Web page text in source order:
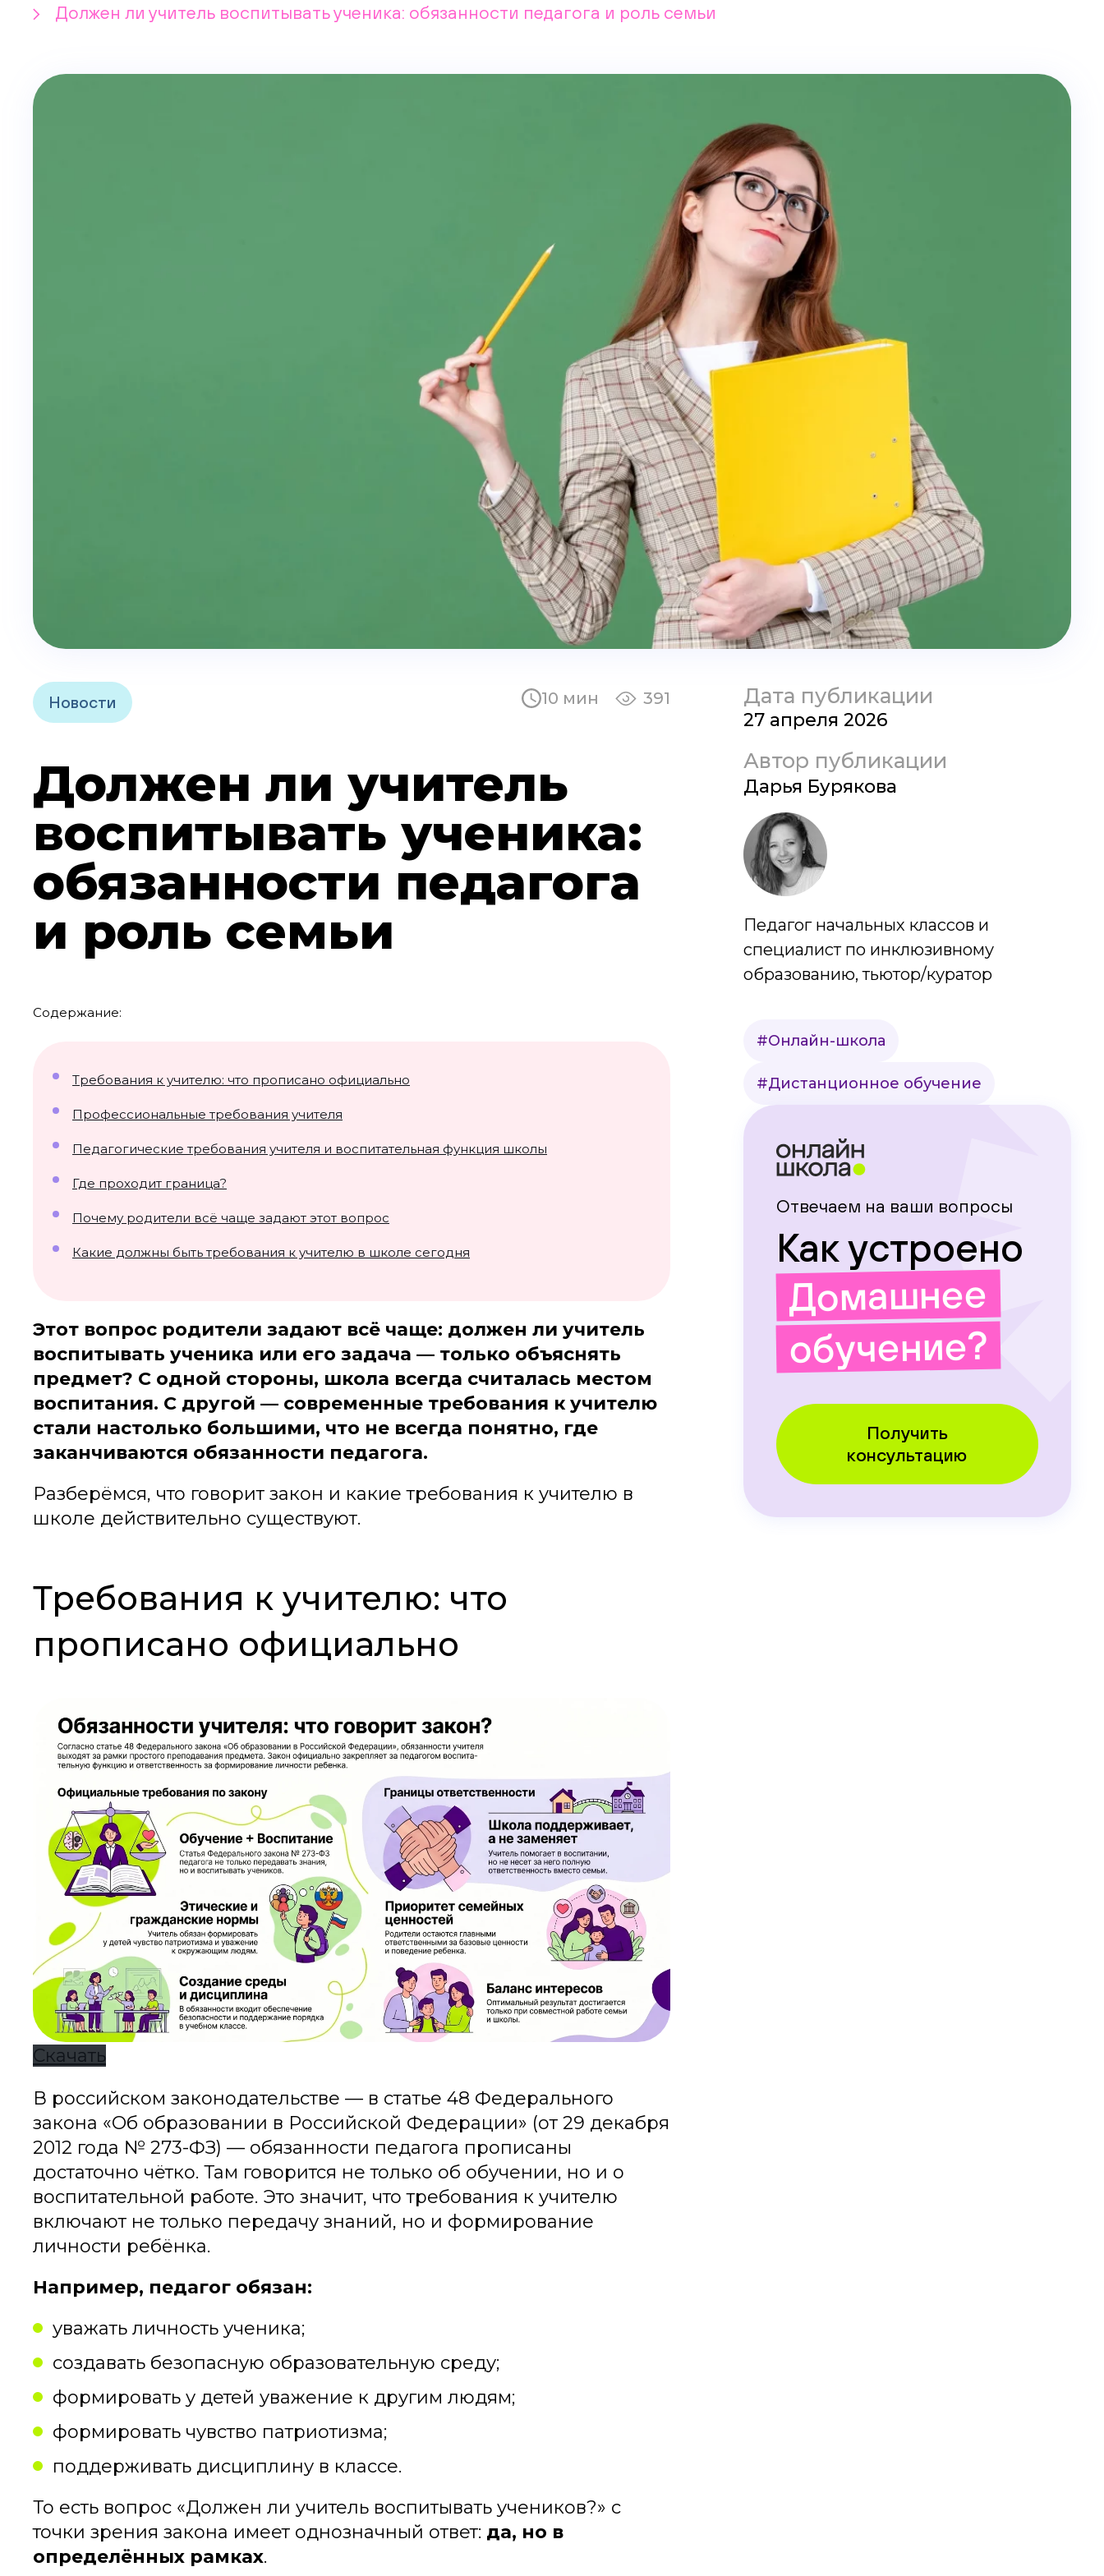
Должен ли учитель воспитывать ученика: обязанности педагога и роль семьи
Новости 10 мин 391
Должен ли учитель
воспитывать ученика:
обязанности педагога
и роль семьи
Содержание:
Требования к учителю: что прописано официально
Профессиональные требования учителя
Педагогические требования учителя и воспитательная функция школы
Где проходит граница?
Почему родители всё чаще задают этот вопрос
Какие должны быть требования к учителю в школе сегодня
Этот вопрос родители задают всё чаще: должен ли учитель
воспитывать ученика или его задача — только объяснять
предмет? С одной стороны, школа всегда считалась местом
воспитания. С другой — современные требования к учителю
стали настолько большими, что не всегда понятно, где
заканчиваются обязанности педагога.
Разберёмся, что говорит закон и какие требования к учителю в
школе действительно существуют.
Требования к учителю: что
прописано официально
Скачать
В российском законодательстве — в статье 48 Федерального
закона «Об образовании в Российской Федерации» (от 29 декабря
2012 года № 273-ФЗ) — обязанности педагога прописаны
достаточно чётко. Там говорится не только об обучении, но и о
воспитательной работе. Это значит, что требования к учителю
включают не только передачу знаний, но и формирование
личности ребёнка.
Например, педагог обязан:
уважать личность ученика;
создавать безопасную образовательную среду;
формировать у детей уважение к другим людям;
формировать чувство патриотизма;
поддерживать дисциплину в классе.
То есть вопрос «Должен ли учитель воспитывать учеников?» с
точки зрения закона имеет однозначный ответ: да, но в
определённых рамках.
Дата публикации
27 апреля 2026
Автор публикации
Дарья Бурякова
Педагог начальных классов и
специалист по инклюзивному
образованию, тьютор/куратор
#Онлайн-школа
#Дистанционное обучение
Отвечаем на ваши вопросы
Как устроено
Домашнее
обучение?
Получить
консультацию